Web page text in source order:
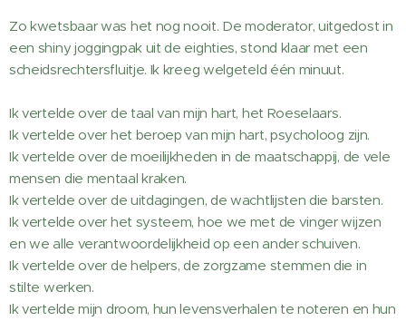
Zo kwetsbaar was het nog nooit. De moderator, uitgedost in
een shiny joggingpak uit de eighties, stond klaar met een
scheidsrechtersfluitje. Ik kreeg welgeteld één minuut.
Ik vertelde over de taal van mijn hart, het Roeselaars.
Ik vertelde over het beroep van mijn hart, psycholoog zijn.
Ik vertelde over de moeilijkheden in de maatschappij, de vele
mensen die mentaal kraken.
Ik vertelde over de uitdagingen, de wachtlijsten die barsten.
Ik vertelde over het systeem, hoe we met de vinger wijzen
en we alle verantwoordelijkheid op een ander schuiven.
Ik vertelde over de helpers, de zorgzame stemmen die in
stilte werken.
Ik vertelde mijn droom, hun levensverhalen te noteren en hun